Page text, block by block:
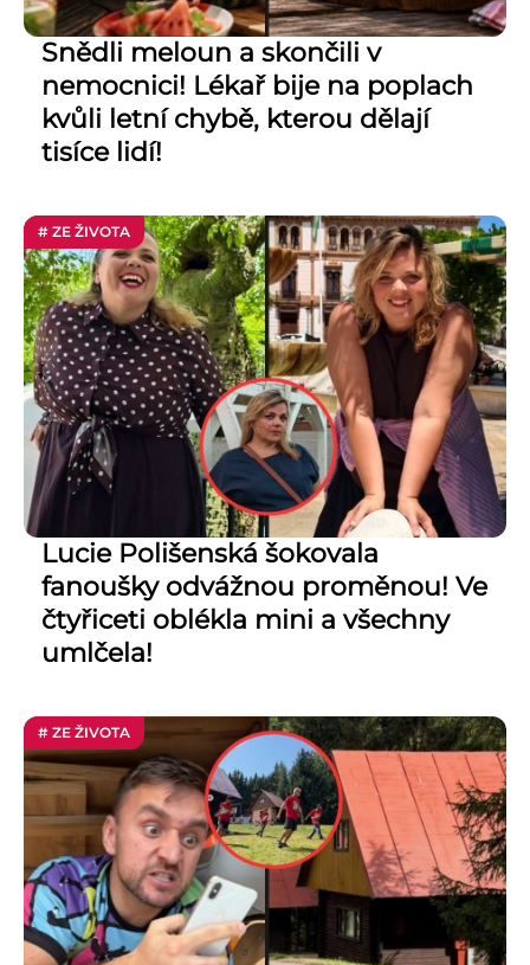
Snědli meloun a skončili v
nemocnici! Lékař bije na poplach
kvůli letní chybě, kterou dělají
tisíce lidí!
# ZE ŽIVOTA
Lucie Polišenská šokovala
fanoušky odvážnou proměnou! Ve
čtyřiceti oblékla mini a všechny
umlčela!
# ZE ŽIVOTA